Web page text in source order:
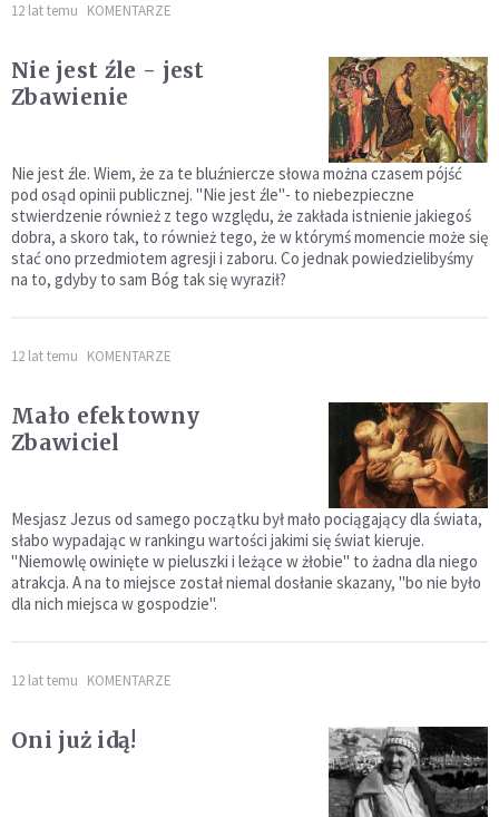
12 lat temu KOMENTARZE
Nie jest źle - jest
Zbawienie
Nie jest źle. Wiem, że za te bluźniercze słowa można czasem pójść
pod osąd opinii publicznej. "Nie jest źle"- to niebezpieczne
stwierdzenie również z tego względu, że zakłada istnienie jakiegoś
dobra, a skoro tak, to również tego, że w którymś momencie może się
stać ono przedmiotem agresji i zaboru. Co jednak powiedzielibyśmy
na to, gdyby to sam Bóg tak się wyraził?
12 lat temu KOMENTARZE
Mało efektowny
Zbawiciel
Mesjasz Jezus od samego początku był mało pociągający dla świata,
słabo wypadając w rankingu wartości jakimi się świat kieruje.
"Niemowlę owinięte w pieluszki i leżące w żłobie" to żadna dla niego
atrakcja. A na to miejsce został niemal dosłanie skazany, "bo nie było
dla nich miejsca w gospodzie".
12 lat temu KOMENTARZE
Oni już idą!